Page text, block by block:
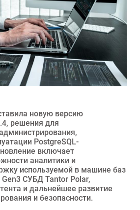
новую версию
решения для
PostgreSQL-
включает
аналитики и
используемой в машине баз
СУБД Tantor Polar,
и дальнейшее развитие
и безопасности.